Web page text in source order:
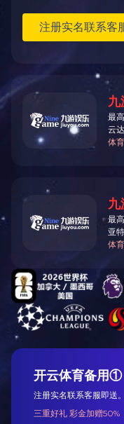
最大加工高度：230mm
最小加工高度：120mm
最大加工宽度：160mm
电机总功率：14.5KW
机床外型尺寸：
上一篇：黑龙江木屋新型开